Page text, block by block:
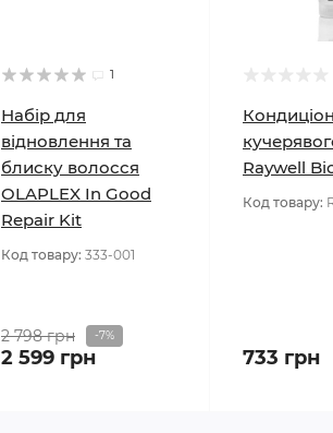
1
Набір для
відновлення та
блиску волосся
OLAPLEX In Good
Repair Kit
Код товару: 333-001
2 798 грн -7%
2 599 грн
Raywell
Код товару:
733 грн